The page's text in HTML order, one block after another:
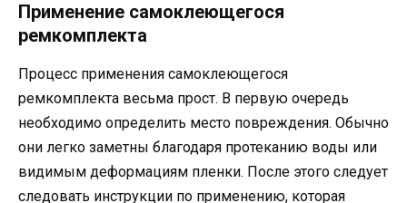
Применение самоклеющегося
ремкомплекта
Процесс применения самоклеющегося
ремкомплекта весьма прост. В первую очередь
необходимо определить место повреждения. Обычно
они легко заметны благодаря протеканию воды или
видимым деформациям пленки. После этого следует
следовать инструкции по применению, которая